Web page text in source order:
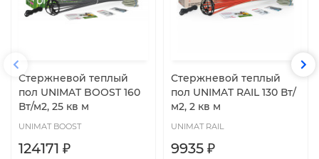
Стержневой теплый
пол UNIMAT BOOST 160
Вт/м2, 25 кв м
UNIMAT BOOST
124171 ₽
Стержневой теплый
пол UNIMAT RAIL 130 Вт/
м2, 2 кв м
UNIMAT RAIL
9935 ₽